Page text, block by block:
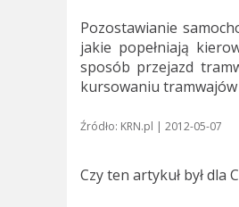
Pozostawianie
jakie popełniają
sposób przejazd
kursowaniu tramwajów
Źródło: KRN.pl | 2012-05-07
Czy ten artykuł był dla